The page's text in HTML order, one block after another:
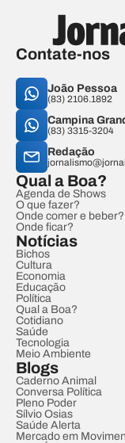
Contate-nos
João Pessoa
(83) 2106.1892
Campina
(83) 3315-3204
Redação
Qual a Boa?
Agenda de Shows
O que fazer?
Onde comer e beber?
Onde ficar?
Notícias
Bichos
Cultura
Economia
Educação
Política
Qual a Boa?
Cotidiano
Saúde
Tecnologia
Meio Ambiente
Blogs
Caderno Animal
Conversa Política
Pleno Poder
Sílvio Osias
Saúde Alerta
Mercado em